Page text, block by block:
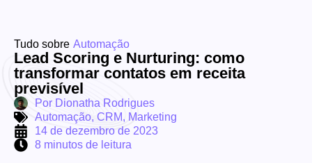
Tudo sobre Automação
Lead Scoring e Nurturing: como
transformar contatos em receita
previsível
Por Dionatha Rodrigues
Automação, CRM, Marketing
14 de dezembro de 2023
8 minutos de leitura